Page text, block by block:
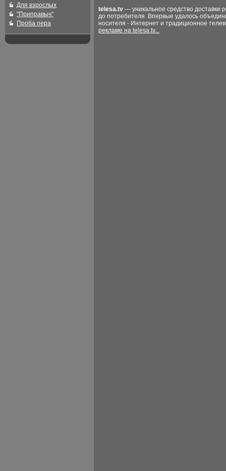
Для взрослых
"Приправыч"
Проба пера
telesa.tv — уникальное средство доставки
до потребителя. Впервые удалось
носителя - Интернет и традиционное
рекламе на telesa.tv...